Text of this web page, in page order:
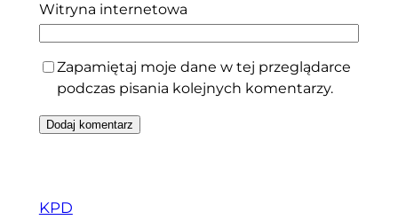
Witryna internetowa
Zapamiętaj moje dane w tej przeglądarce
podczas pisania kolejnych komentarzy.
KPD